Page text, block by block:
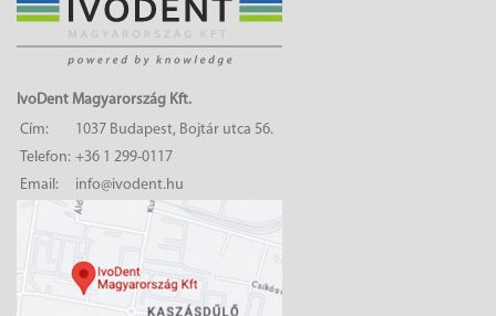
IvoDent Magyarország Kft.
Cím:
1037 Budapest, Bojtár utca 56.
Telefon: +36 1 299-0117
Email:
info@ivodent.hu